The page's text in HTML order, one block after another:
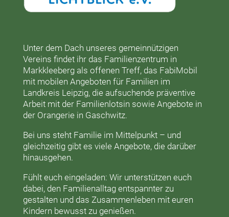
Unter dem Dach unseres gemeinnützigen
Vereins findet ihr das Familienzentrum in
Markkleebergals offenen Treff, das FabiMobil
mit mobilen Angeboten für Familien im
Landkreis Leipzig, die aufsuchende präventive
Arbeit mit der Familienlotsin sowie Angebote in
der Orangeriein Gaschwitz.
Bei uns steht Familie im Mittelpunkt – und
gleichzeitig gibt es viele Angebote, die darüber
hinausgehen.
Fühlt euch eingeladen: Wir unterstützen euch
dabei, den Familienalltag entspannter zu
gestalten und das Zusammenleben mit euren
Kindern bewusst zu genießen.